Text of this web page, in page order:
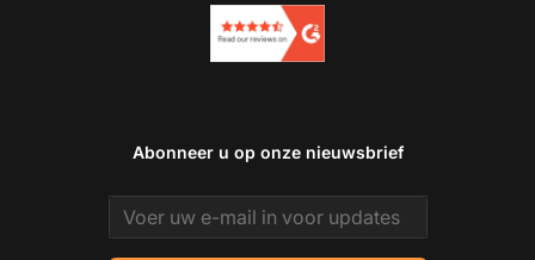
Abonneer u op onze nieuwsbrief
Email address